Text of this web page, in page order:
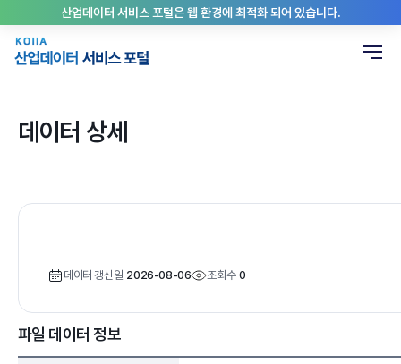
산업데이터 서비스 포털은 웹 환경에 최적화 되어 있습니다.
데이터 상세
데이터 갱신일 2026-08-06 조회수 0
파일 데이터 정보